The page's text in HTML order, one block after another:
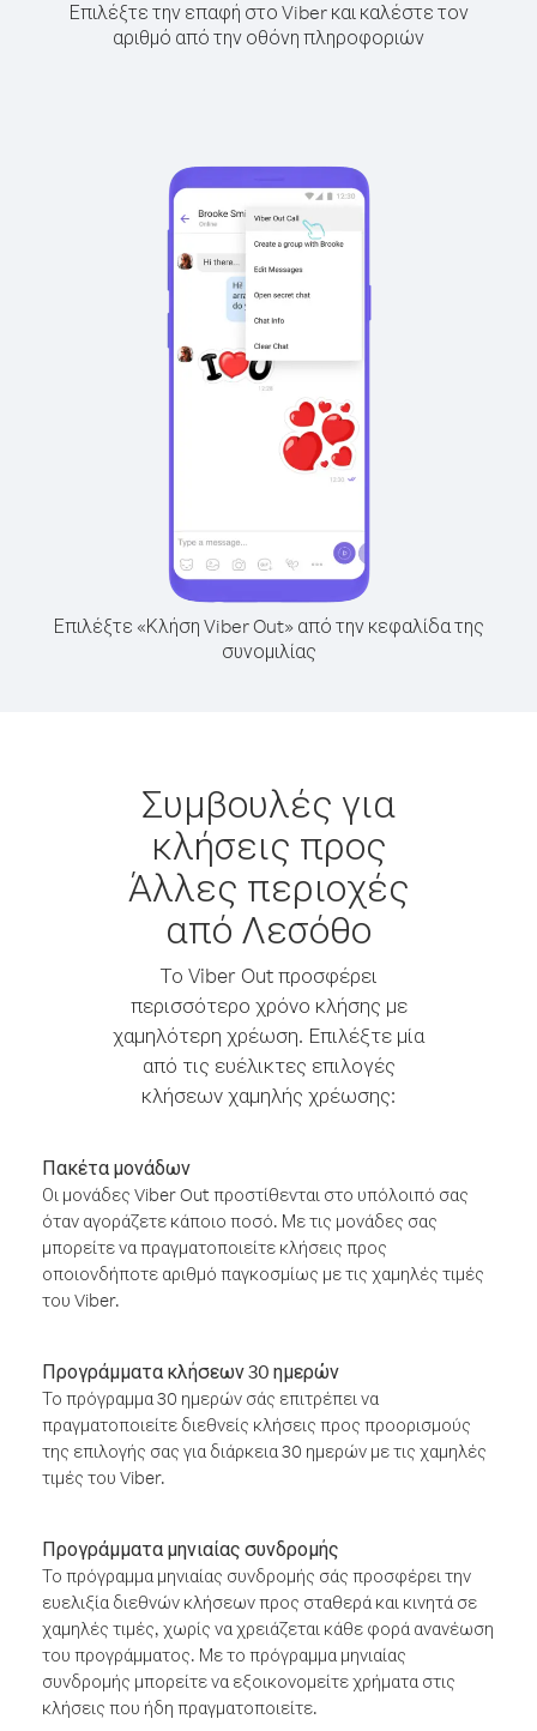
Επιλέξτε την επαφή στο Viber και καλέστε τον
αριθμό από την οθόνη πληροφοριών
Επιλέξτε «Κλήση Viber Out» από την κεφαλίδα της
συνομιλίας
Συμβουλές για
κλήσεις προς
Άλλες περιοχές
από Λεσόθο
Το Viber Out προσφέρει
περισσότερο χρόνο κλήσης με
χαμηλότερη χρέωση. Επιλέξτε μία
από τις ευέλικτες επιλογές
κλήσεων χαμηλής χρέωσης:
Πακέτα μονάδων
Οι μονάδες Viber Out προστίθενται στο υπόλοιπό σας
όταν αγοράζετε κάποιο ποσό. Με τις μονάδες σας
μπορείτε να πραγματοποιείτε κλήσεις προς
οποιονδήποτε αριθμό παγκοσμίως με τις χαμηλές τιμές
του Viber.
Προγράμματα κλήσεων 30 ημερών
Το πρόγραμμα 30 ημερών σάς επιτρέπει να
πραγματοποιείτε διεθνείς κλήσεις προς προορισμούς
της επιλογής σας για διάρκεια 30 ημερών με τις χαμηλές
τιμές του Viber.
Προγράμματα μηνιαίας συνδρομής
Το πρόγραμμα μηνιαίας συνδρομής σάς προσφέρει την
ευελιξία διεθνών κλήσεων προς σταθερά και κινητά σε
χαμηλές τιμές, χωρίς να χρειάζεται κάθε φορά ανανέωση
του προγράμματος. Με το πρόγραμμα μηνιαίας
συνδρομής μπορείτε να εξοικονομείτε χρήματα στις
κλήσεις που ήδη πραγματοποιείτε.